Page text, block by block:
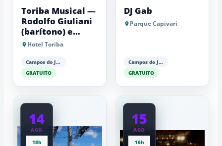
Toriba Musical —
Rodolfo Giuliani
(barítono) e
Antonio Luiz
Hotel Toriba
Campos do Jordão
GRATUITO
DJ Gab
Parque Capivari
Campos do Jordão
GRATUITO
14
AGO
18h
15
AGO
16h